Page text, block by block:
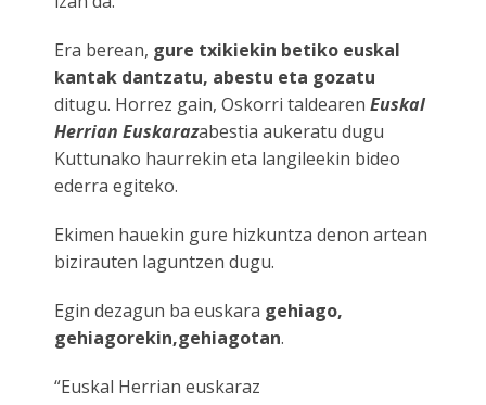
Era berean, gure txikiekin betiko euskal
kantak dantzatu, abestu eta gozatu
ditugu. Horrez gain, Oskorri taldearen Euskal
Herrian Euskarazabestia aukeratu dugu
Kuttunako haurrekin eta langileekin bideo
ederra egiteko.
Ekimen hauekin gure hizkuntza denon artean
bizirauten laguntzen dugu.
Egin dezagun ba euskara gehiago,
gehiagorekin,gehiagotan.
“Euskal Herrian euskaraz